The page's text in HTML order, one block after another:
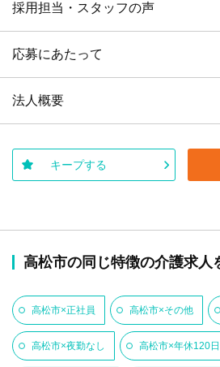
採用担当・スタッフの声
応募にあたって
法人概要
キープする
高松市の同じ特徴の介護求人
高松市×正社員 高松市×その他
高松市×夜勤なし 高松市×年休120